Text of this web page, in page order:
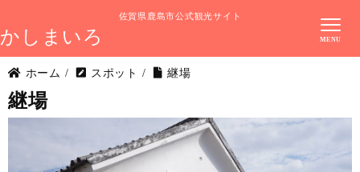
佐賀県鹿島市公式観光サイト
かしまいろ
ホーム / スポット / 継場
継場